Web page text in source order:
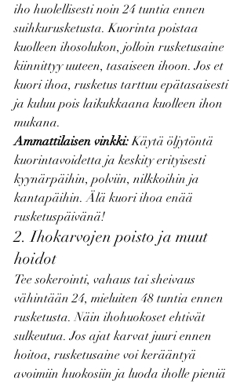
iho huolellisesti noin 24 tuntia ennen
suihkurusketusta. Kuorinta poistaa
kuolleen ihosolukon, jolloin rusketusaine
kiinnittyy uuteen, tasaiseen ihoon. Jos et
kuori ihoa, rusketus tarttuu epätasaisesti
ja kuluu pois laikukkaana kuolleen ihon
mukana.
Ammattilaisen vinkki: Käytä öljytöntä
kuorintavoidetta ja keskity erityisesti
kyynärpäihin, polviin, nilkkoihin ja
kantapäihin. Älä kuori ihoa enää
rusketuspäivänä!
2. Ihokarvojen poisto ja muut
hoidot
Tee sokerointi, vahaus tai sheivaus
vähintään 24, mieluiten 48 tuntia ennen
rusketusta. Näin ihohuokoset ehtivät
sulkeutua. Jos ajat karvat juuri ennen
hoitoa, rusketusaine voi kerääntyä
avoimiin huokosiin ja luoda iholle pieniä